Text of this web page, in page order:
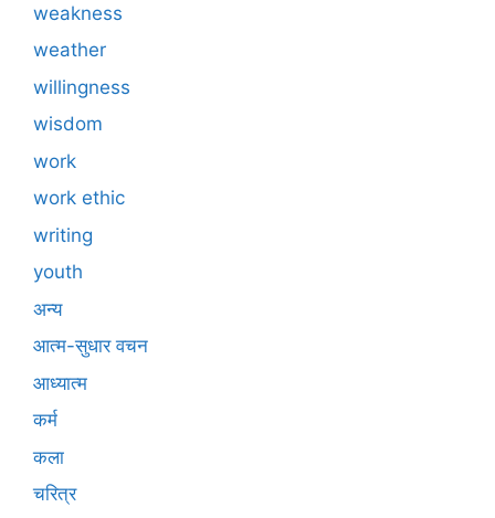
weakness
weather
willingness
wisdom
work
work ethic
writing
youth
अन्य
आत्म-सुधार वचन
आध्यात्म
कर्म
कला
चरित्र